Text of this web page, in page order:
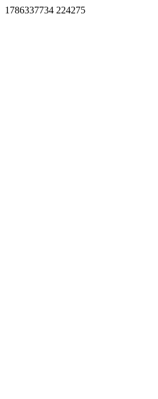
1786337734 224275